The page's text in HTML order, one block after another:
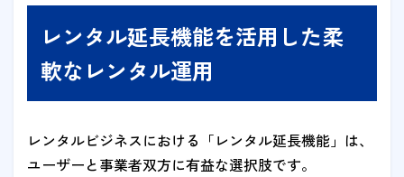
レンタル延長機能を活用した柔
軟なレンタル運用
レンタルビジネスにおける「レンタル延長機能」は、
ユーザーと事業者双方に有益な選択肢です。